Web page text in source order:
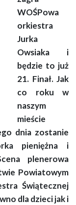
WOŚPowa
orkiestra
Jurka
Owsiaka i
będzie to już
21. Finał. Jak
co roku w
naszym
mieście
dnia zostanie
pieniężna i
plenerowa
Powiatowym
Świątecznej
dla dzieci jak i